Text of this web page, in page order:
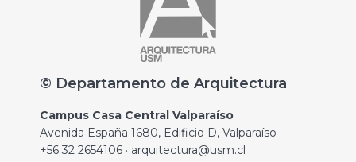
© Departamento de Arquitectura
Campus Casa Central Valparaíso
Avenida España 1680, Edificio D, Valparaíso
+56 32 2654106 · arquitectura@usm.cl